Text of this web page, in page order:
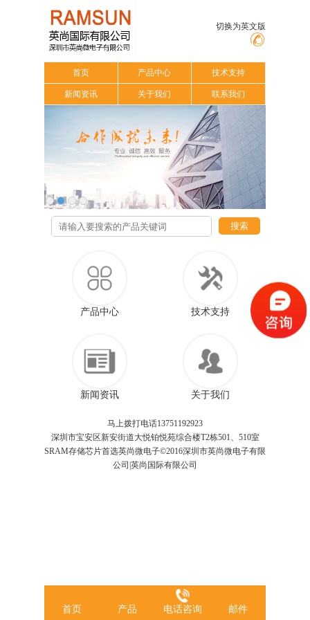
切换为英文版
首页 产品中心 技术支持
新闻资讯 关于我们 联系我们
搜索
产品中心 技术支持
新闻资讯 关于我们
马上拨打电话13751192923
深圳市宝安区新安街道大悦铂悦苑综合楼T2栋501、510室
SRAM存储芯片首选英尚微电子©2016深圳市英尚微电子有限
公司|英尚国际有限公司
首页 产品 电话咨询 邮件